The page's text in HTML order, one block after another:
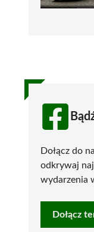
Dołącz do
odkrywaj
wydarzenia
Dołącz